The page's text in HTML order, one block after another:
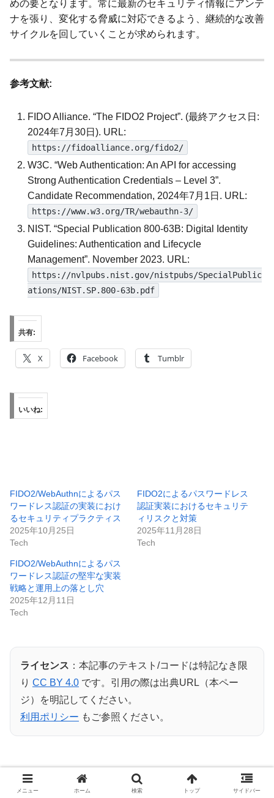
めの要となります。常に最新のセキュリティ情報にアンテ
ナを張り、変化する脅威に対応できるよう、継続的な改善
サイクルを回していくことが求められます。
参考文献:
FIDO Alliance. “The FIDO2 Project”. (最終アクセス日:
2024年7月30日). URL:
https://fidoalliance.org/fido2/
W3C. “Web Authentication: An API for accessing
Strong Authentication Credentials – Level 3”.
Candidate Recommendation, 2024年7月1日. URL:
https://www.w3.org/TR/webauthn-3/
NIST. “Special Publication 800-63B: Digital Identity
Guidelines: Authentication and Lifecycle
Management”. November 2023. URL:
https://nvlpubs.nist.gov/nistpubs/SpecialPublic
ations/NIST.SP.800-63b.pdf
共有:
X Facebook Tumblr
いいね:
FIDO2/WebAuthnによるパス
ワードレス認証の実装におけ
るセキュリティプラクティス
2025年10月25日
Tech
FIDO2によるパスワードレス
認証実装におけるセキュリテ
ィリスクと対策
2025年11月28日
Tech
FIDO2/WebAuthnによるパス
ワードレス認証の堅牢な実装
戦略と運用上の落とし穴
2025年12月11日
Tech
ライセンス ：本記事のテキスト/コードは特記なき限
り CC BY 4.0 です。引用の際は出典URL（本ペー
ジ）を明記してください。
利用ポリシー もご参照ください。
Tech
メニュー ホーム 検索 トップ サイドバー